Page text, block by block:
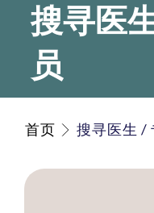
搜寻医
员
首页 搜寻医生 /